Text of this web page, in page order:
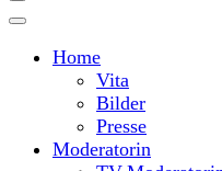
Home
Vita
Bilder
Presse
Moderatorin